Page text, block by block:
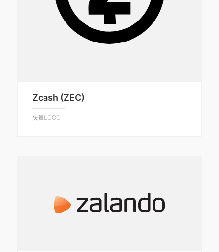
Zcash (ZEC)
矢量LOGO